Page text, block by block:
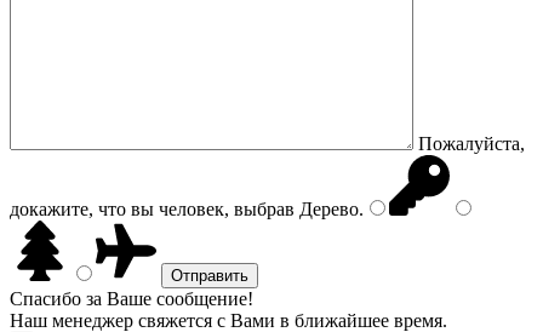
Пожалуйста,
докажите, что вы человек, выбрав Дерево.
Спасибо за Ваше сообщение!
Наш менеджер свяжется с Вами в ближайшее время.